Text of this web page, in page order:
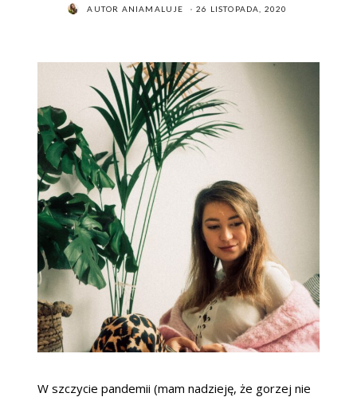
AUTOR ANIAMALUJE
POSTED
26 LISTOPADA, 2020
W szczycie pandemii (mam nadzieję, że gorzej nie